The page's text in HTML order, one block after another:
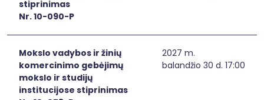
stiprinimas
Nr. 10-090-P
Mokslo vadybos ir žinių
komercinimo gebėjimų
mokslo ir studijų
institucijose stiprinimas
2027 m.
balandžio 30 d. 17:00